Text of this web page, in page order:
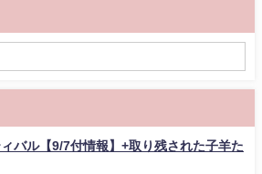
バル【9/7付情報】+取り残された子羊た